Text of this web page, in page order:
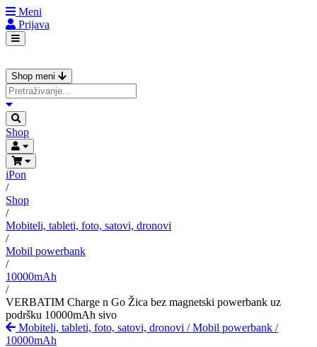
Meni
Prijava
Shop meni
Shop
iPon
/
Shop
/
Mobiteli, tableti, foto, satovi, dronovi
/
Mobil powerbank
/
10000mAh
/
VERBATIM Charge n Go Žica bez magnetski powerbank uz
podršku 10000mAh sivo
Mobiteli, tableti, foto, satovi, dronovi /Mobil powerbank /
10000mAh